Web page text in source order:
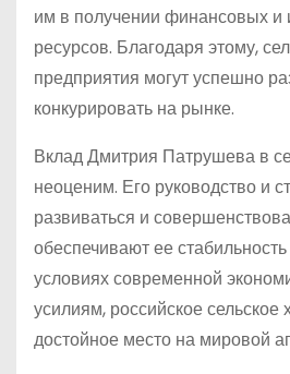
им в получении финансовых
ресурсов. Благодаря этому,
предприятия могут успешно
конкурировать на рынке.
Вклад Дмитрия Патрушева в
неоценим. Его руководство и
развиваться и
обеспечивают ее
условиях современной
усилиям, российское сельское
достойное место на мировой